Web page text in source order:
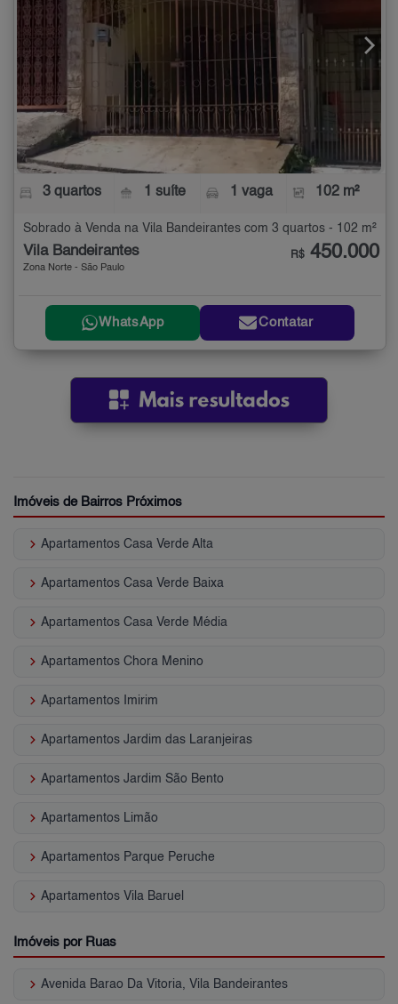
3 quartos 1 suíte 1 vaga 102 m²
Sobrado à Venda na Vila Bandeirantes com 3 quartos - 102 m²
Vila Bandeirantes
Zona Norte - São Paulo
R$ 450.000
WhatsApp Contatar
Imóveis de Bairros Próximos
keyboard_arrow_right Apartamentos Casa Verde Alta
keyboard_arrow_right Apartamentos Casa Verde Baixa
keyboard_arrow_right Apartamentos Casa Verde Média
keyboard_arrow_right Apartamentos Chora Menino
keyboard_arrow_right Apartamentos Imirim
keyboard_arrow_right Apartamentos Jardim das Laranjeiras
keyboard_arrow_right Apartamentos Jardim São Bento
keyboard_arrow_right Apartamentos Limão
keyboard_arrow_right Apartamentos Parque Peruche
keyboard_arrow_right Apartamentos Vila Baruel
Imóveis por Ruas
keyboard_arrow_right Avenida Barao Da Vitoria, Vila Bandeirantes